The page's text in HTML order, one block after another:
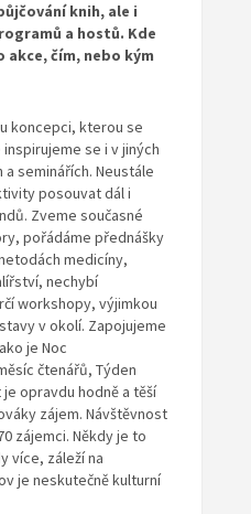
knih, ale i
a hostů. Kde
čím, nebo kým
koncepci, kterou se
se i v jiných
seminářích. Neustále
posouvat dál i
Zveme současné
pořádáme přednášky
medicíny,
nechybí
workshopy, výjimkou
v okolí. Zapojujeme
je Noc
čtenářů, Týden
opravdu hodně a těší
zájem. Návštěvnost
zájemci. Někdy je to
více, záleží na
je neskutečně kulturní